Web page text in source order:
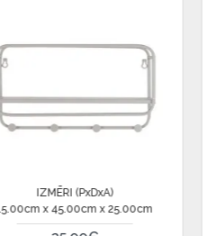
Smart-ID, eParaksts eID,
kredīta saņemšanas
x 34.00cm
15.00cm x